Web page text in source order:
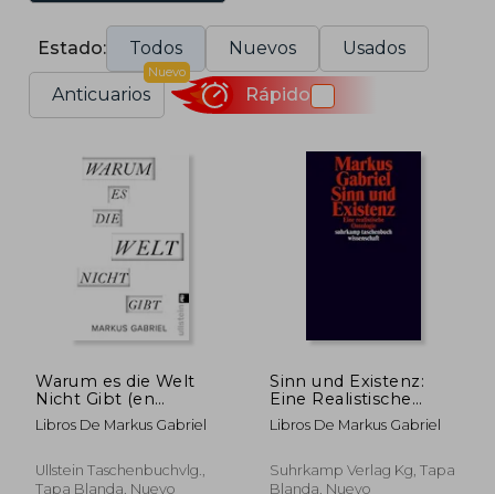
Estado: Todos Nuevos Usados
Anticuarios
Nuevo
Rápido
Warum es die Welt
Nicht Gibt (en
Alemán)
Libros De Markus Gabriel
Ullstein Taschenbuchvlg.,
Tapa Blanda, Nuevo
Sinn und Existenz:
Eine Realistische
Ontologie
(Suhrkamp
Wissenschaft) (en
Alemán)
Libros De Markus Gabriel
Suhrkamp Verlag Kg, Tapa
Blanda, Nuevo